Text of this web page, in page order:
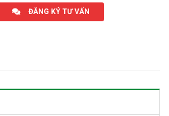
ĐĂNG KÝ TƯ VẤN